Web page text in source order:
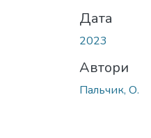
Дата
2023
Автори
Пальчик, О.